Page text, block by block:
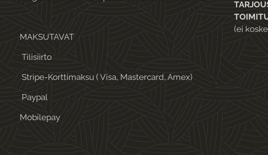
MAKSUTAVAT
Tilisiirto
Stripe-Korttimaksu ( Visa, Mastercard, Amex)
Paypal
Mobilepay
(ei